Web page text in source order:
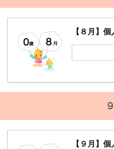
【８月】
９
【９月】